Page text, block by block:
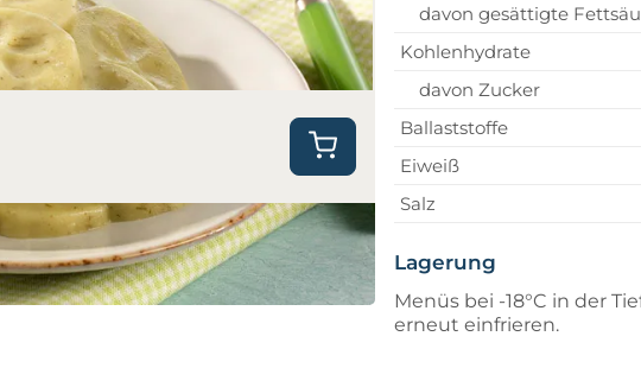
davon gesättigte
Kohlenhydrate
davon Zucker
Ballaststoffe
Eiweiß
Salz
Lagerung
Menüs bei -18°C in der
erneut einfrieren.